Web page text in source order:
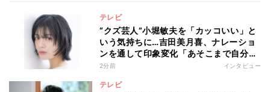
テレビ
“クズ芸人”小堀敏夫を「カッコいい」と
いう気持ちに…吉田美月喜、ナレーショ
ンを通して印象変化「あそこまで自分に
正直に生きられる人は、なかなかいな
2分前 インタビュー
テレビ